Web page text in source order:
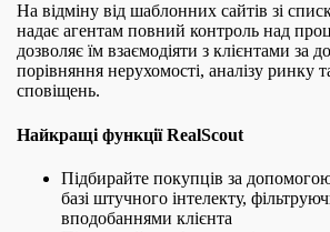
На відміну від шаблонних сайтів зі
надає агентам повний контроль над
дозволяє їм взаємодіяти з клієнтами за
порівняння нерухомості, аналізу ринку
сповіщень.
Найкращі функції RealScout
Підбирайте покупців за
базі штучного інтелекту,
вподобаннями клієнта